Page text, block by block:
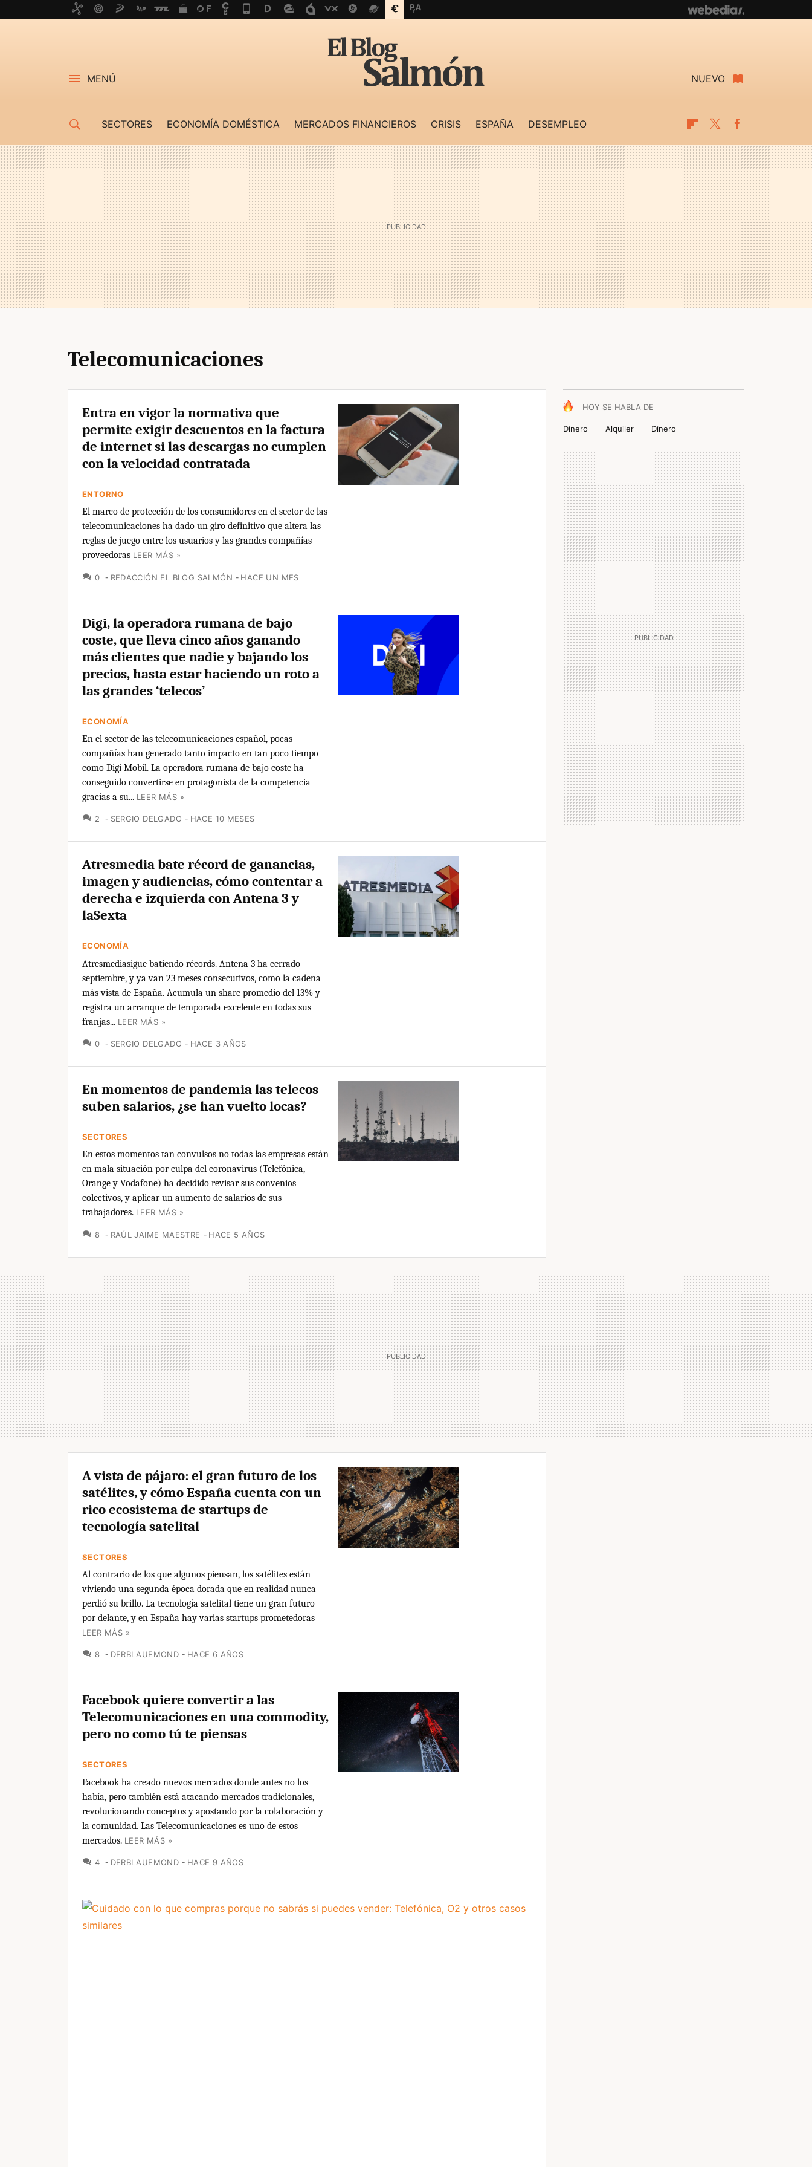
MENÚ NUEVO
SECTORES ECONOMÍA DOMÉSTICA MERCADOS FINANCIEROS CRISIS ESPAÑA DESEMPLEO Flipboard
Twitter
Telecomunicaciones
HOY SE HABLA DE
Dinero Alquiler Dinero
Entra en vigor la normativa que
permite exigir descuentos en la factura
de internet si las descargas no cumplen
con la velocidad contratada
ENTORNO
El marco de protección de los consumidores en el sector de las
telecomunicaciones ha dado un giro definitivo que altera las
reglas de juego entre los usuarios y las grandes compañías
proveedoras LEER MÁS »
0 COMENTARIOS
REDACCIÓN EL BLOG SALMÓN HACE UN MES
Digi, la operadora rumana de bajo
coste, que lleva cinco años ganando
más clientes que nadie y bajando los
precios, hasta estar haciendo un roto a
las grandes ‘telecos’
ECONOMÍA
En el sector de las telecomunicaciones español, pocas
compañías han generado tanto impacto en tan poco tiempo
como Digi Mobil. La operadora rumana de bajo coste ha
conseguido convertirse en protagonista de la competencia
gracias a su... LEER MÁS »
2 COMENTARIOS
SERGIO DELGADO HACE 10 MESES
Atresmedia bate récord de ganancias,
imagen y audiencias, cómo contentar a
derecha e izquierda con Antena 3 y
laSexta
ECONOMÍA
Atresmediasigue batiendo récords. Antena 3 ha cerrado
septiembre, y ya van 23 meses consecutivos, como la cadena
más vista de España. Acumula un share promedio del 13% y
registra un arranque de temporada excelente en todas sus
franjas... LEER MÁS »
0 COMENTARIOS
SERGIO DELGADO HACE 3 AÑOS
En momentos de pandemia las telecos
suben salarios, ¿se han vuelto locas?
SECTORES
En estos momentos tan convulsos no todas las empresas están
en mala situación por culpa del coronavirus (Telefónica,
Orange y Vodafone) ha decidido revisar sus convenios
colectivos, y aplicar un aumento de salarios de sus
trabajadores. LEER MÁS »
8 COMENTARIOS
RAÚL JAIME MAESTRE HACE 5 AÑOS
A vista de pájaro: el gran futuro de los
satélites, y cómo España cuenta con un
rico ecosistema de startups de
tecnología satelital
SECTORES
Al contrario de los que algunos piensan, los satélites están
viviendo una segunda época dorada que en realidad nunca
perdió su brillo. La tecnología satelital tiene un gran futuro
por delante, y en España hay varias startups prometedoras
LEER MÁS »
8 COMENTARIOS
DERBLAUEMOND HACE 6 AÑOS
Facebook quiere convertir a las
Telecomunicaciones en una commodity,
pero no como tú te piensas
SECTORES
Facebook ha creado nuevos mercados donde antes no los
había, pero también está atacando mercados tradicionales,
revolucionando conceptos y apostando por la colaboración y
la comunidad. Las Telecomunicaciones es uno de estos
mercados. LEER MÁS »
4 COMENTARIOS
DERBLAUEMOND HACE 9 AÑOS